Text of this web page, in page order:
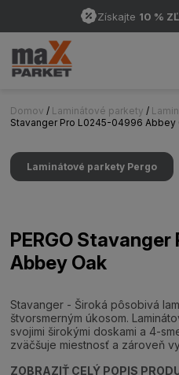
Získajte 10 %
Domov / Laminátové parkety /
Stavanger Pro L0245-04996 Abbey
Laminátové parkety Pergo
PERGO
Abbey Oak
Stavanger - Široká pôsobivá
štvorsmerným úkosom.
svojimi širokými doskami a 4-
zväčšuje miestnosť a zároveň
ZOBRAZIŤ CELÝ POPIS